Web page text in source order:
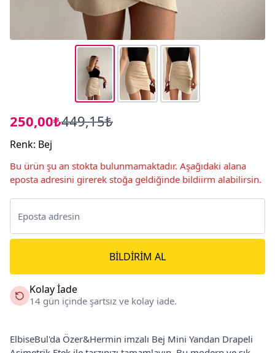
250,00₺449,15₺
Renk: Bej
Bu ürün şu an stokta bulunmamaktadır. Aşağıdaki alana
eposta adresini girerek stoğa geldiğinde bildiirm alabilirsin.
BILDIRIM AL
Kolay İade
14 gün içinde şartsız ve kolay iade.
ElbiseBul'da Özer&Hermin imzalı Bej Mini Yandan Drapeli